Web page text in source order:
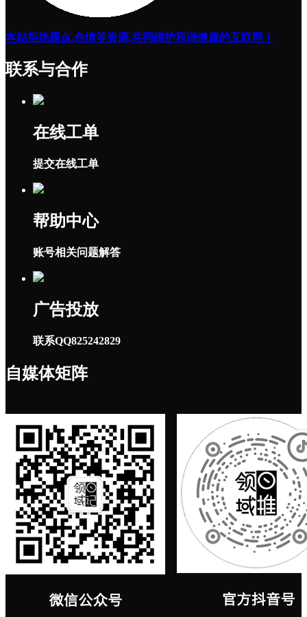
本站拒绝露点,色情等资源,共同维护和谐健康的互联网！
联系与合作
在线工单
提交在线工单
帮助中心
账号相关问题解答
广告投放
联系QQ825242829
自媒体矩阵